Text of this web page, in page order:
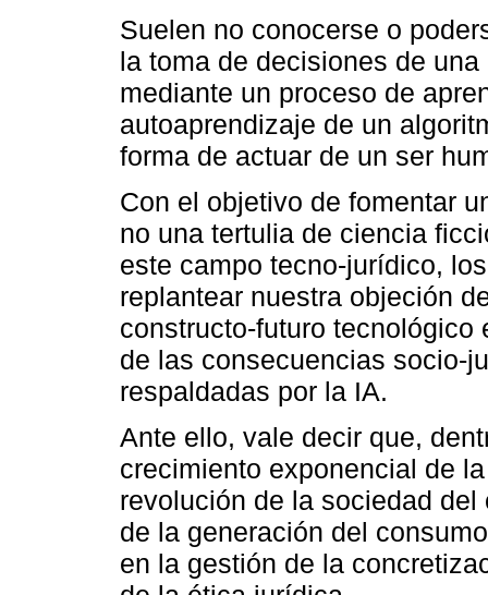
Suelen no conocerse o
la toma de decisiones de
mediante un proceso de
autoaprendizaje de un
forma de actuar de un ser
Con el objetivo de fomentar
no una tertulia de ciencia
este campo tecno-jurídico,
replantear nuestra objeción
constructo-futuro
de las consecuencias socio-
respaldadas por la IA.
Ante ello, vale decir que,
crecimiento exponencial de
revolución de la sociedad
de la generación del
en la gestión de la